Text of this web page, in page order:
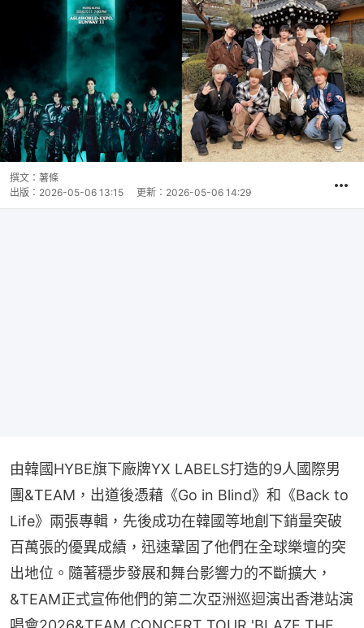
撰文： 薯條
出版： 2026-05-06 13:15 更新： 2026-05-06 14:29
由韓國HYBE旗下廠牌YX LABELS打造的9人國際男
團&TEAM，出道後憑藉《Go in Blind》和《Back to
Life》兩張專輯，先後成功在韓國等地創下銷量突破
百萬張的優異成績，迅速鞏固了他們在全球樂壇的突
出地位。隨著穩步發展和舞台影響力的不斷擴大，
&TEAM正式宣佈他們的第二次亞洲巡迴演出香港站演